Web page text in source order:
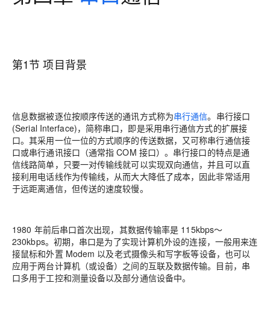
第1节 项目背景
信息数据被逐位按顺序传送的通讯方式称为串行通信。串行接口
(Serial Interface)，简称串口，即是采用串行通信方式的扩展接
口。其采用一位一位的方式顺序的传送数据，又可称串行通信接
口或串行通讯接口（通常指 COM 接口）。串行接口的特点是通
信线路简单，只要一对传输线就可以实现双向通信，并且可以直
接利用电话线作为传输线，从而大大降低了成本，因此非常适用
于远距离通信，但传送的速度较慢。
1980 年前后串口首次出现，其数据传输率是 115kbps～
230kbps。初期，串口是为了实现计算机外设的连接，一般用来连
接鼠标和外置 Modem 以及老式摄像头和写字板等设备，也可以
应用于两台计算机（或设备）之间的互联及数据传输。目前，串
口多用于工控和测量设备以及部分通信设备中。